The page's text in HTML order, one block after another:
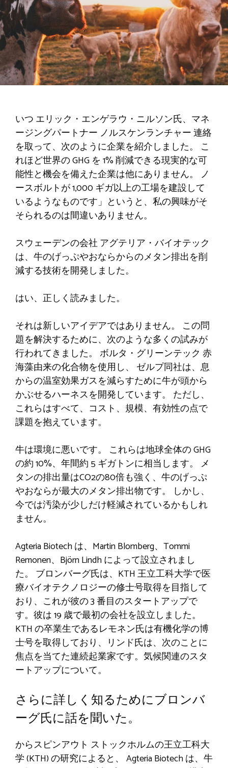
いつ エリック・エンゲラウ・ニルソン氏、マネ
ージングパートナー ノルスケンランチャー連絡
を取って、次のように企業を紹介しました。 こ
れほど世界の GHG を 1% 削減できる現実的な可
能性と機会を備えた企業は他にありません。 ノ
ースボルトが 1,000 ギガ以上の工場を建設して
いるようなものです」というと、私の興味がそ
そられるのは間違いありません。
スウェーデンの会社アグテリア・バイオテック
は、牛のげっぷやおならからのメタン排出を削
減する技術を開発しました。
はい、正しく読みました。
それは新しいアイデアではありません。 この問
題を解決するために、次のような多くの試みが
行われてきました。 ボルタ・グリーンテック 赤
海藻由来の化合物を使用し、 ゼルプ同社は、息
からの温室効果ガスを減らすために牛が頭から
かぶせるハーネスを開発しています。 ただし、
これらはすべて、コスト、規模、有効性の点で
課題を抱えています。
牛は環境に悪いです。 これらは地球全体の GHG
の約 10%、年間約 5 ギガトンに相当します。 メ
タンの排出量はCO2の80倍も強く、牛のげっぷ
やおならが最大のメタン排出物です。 しかし、
今では汚染が少しだけ軽減されているかもしれ
ません。
Agteria Biotech は、Martin Blomberg、Tommi
Remonen、Björn Lindh によって設立されまし
た。 ブロンバーグ氏は、KTH 王立工科大学で医
療バイオテクノロジーの修士号取得を目指して
おり、これが彼の 3 番目のスタートアップで
す。彼は 19 歳で最初の会社を設立しました。
KTH の卒業生であるレモネン氏は有機化学の博
士号を取得しており、リンド氏は、次のことに
焦点を当てた連続起業家です。気候関連のスタ
ートアップについて。
さらに詳しく知るためにブロンバ
ーグ氏に話を聞いた。
からスピンアウト ストックホルムの王立工科大
学 (KTH) の研究によると、 Agteria Biotech は、牛